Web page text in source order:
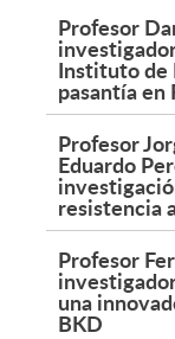
Profesor
Instituto de
pasantía en
Profesor
Eduardo
resistencia
Profesor
una
BKD